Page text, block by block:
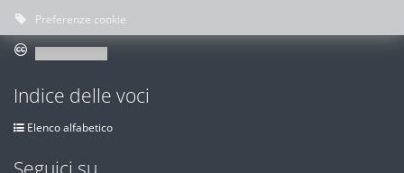
Preferenze cookie
Indice delle voci
Elenco alfabetico
Seguici su